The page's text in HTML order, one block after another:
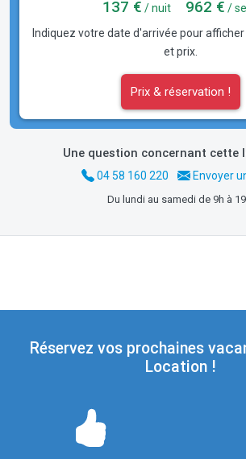
137 € / nuit 962 € /
Indiquez votre date d'arrivée pour
et prix.
Prix & réservation !
Une question concernant cette
04 58 160 220 Envoyer
Du lundi au samedi de 9h à
Réservez vos prochaines
Location !